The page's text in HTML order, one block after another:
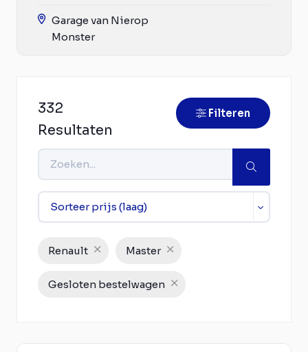
Garage van Nierop
Monster
332
Resultaten
Filteren
Renault Master
Gesloten bestelwagen